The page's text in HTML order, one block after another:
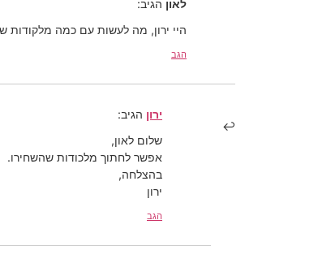
לאון הגיב:
היי ירון, מה לעשות עם כמה
הגב
ירון הגיב:
שלום לאון,
אפשר לחתוך מלכודות שהשחירו.
בהצלחה,
ירון
הגב